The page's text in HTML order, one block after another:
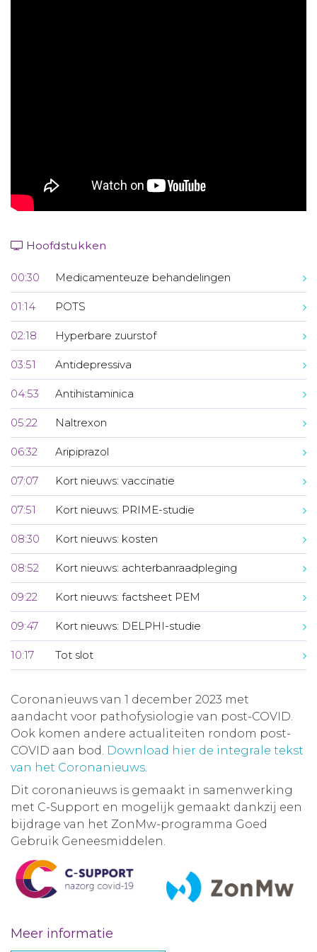
Hoofdstukken
00:30 Medicamenteuze behandelingen
01:14 POTS
02:18 Hyperbare zuurstof
03:51 Antidepressiva
04:53 Antihistaminica
05:22 Naltrexon
06:32 Aripiprazol
07:07 Kort nieuws: vaccinatie
07:51 Kort nieuws: PRIME-studie
08:30 Kort nieuws: kosten
08:52 Kort nieuws: achterbanraadpleging
09:22 Kort nieuws: factsheet PEM
09:47 Kort nieuws: DELPHI-studie
10:17 Tot slot
Coronanieuws van 1 december 2023 met
aandacht voor pathofysiologie van post-COVID.
Ook komen andere actualiteiten rondom post-
COVID aan bod. Download hier de integrale tekst
van het Coronanieuws.
Dit coronanieuws is gemaakt in samenwerking
met C-Support en mogelijk gemaakt dankzij een
bijdrage van het ZonMw-programma Goed
Gebruik Geneesmiddelen.
Meer informatie